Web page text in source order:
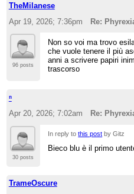
TheMilanese
Apr 19, 2026; 7:36pm
Re:
96 posts
Non so voi ma trovo
che vuole tenere il più
anni a scrivere papiri
trascorso
ⁿ
Apr 20, 2026; 7:02am
Re:
30 posts
In reply tothis post by Gitz
Bieco blu è il primo
TrameOscure